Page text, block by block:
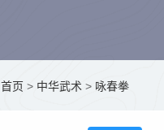
首页 > 中华武术 > 咏春拳